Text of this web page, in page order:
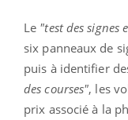
Le "test des signes
six panneaux de
puis à identifier
des courses", les
prix associé à la